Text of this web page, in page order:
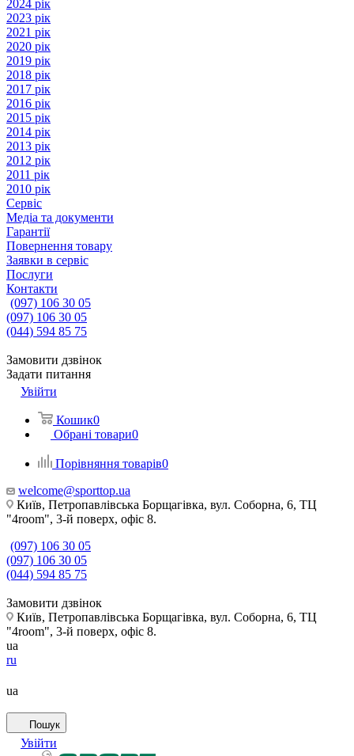
2024 рік
2023 рік
2021 рік
2020 рік
2019 рік
2018 рік
2017 рік
2016 рік
2015 рік
2014 рік
2013 рік
2012 рік
2011 рік
2010 рік
Сервіс
Медіа та документи
Гарантії
Повернення товару
Заявки в сервіс
Послуги
Контакти
(097) 106 30 05
(097) 106 30 05
(044) 594 85 75
Замовити дзвінок
Задати питання
Увійти
Кошик0
Обрані товари0
Порівняння товарів0
welcome@sporttop.ua
Київ, Петропавлівська Борщагівка, вул. Соборна, 6, ТЦ
"4room", 3-й поверх, офіс 8.
(097) 106 30 05
(097) 106 30 05
(044) 594 85 75
Замовити дзвінок
Київ, Петропавлівська Борщагівка, вул. Соборна, 6, ТЦ
"4room", 3-й поверх, офіс 8.
ua
ru
ua
Пошук
Увійти